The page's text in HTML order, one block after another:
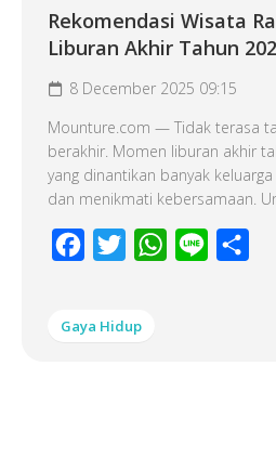
Rekomendasi Wisata
Liburan Akhir Tahun
8 December 2025 09:15
Mounture.com — Tidak terasa
berakhir. Momen liburan akhir
yang dinantikan banyak
dan menikmati kebersamaan.
Facebook
Twitter WhatsApp
Line
Gaya Hidup